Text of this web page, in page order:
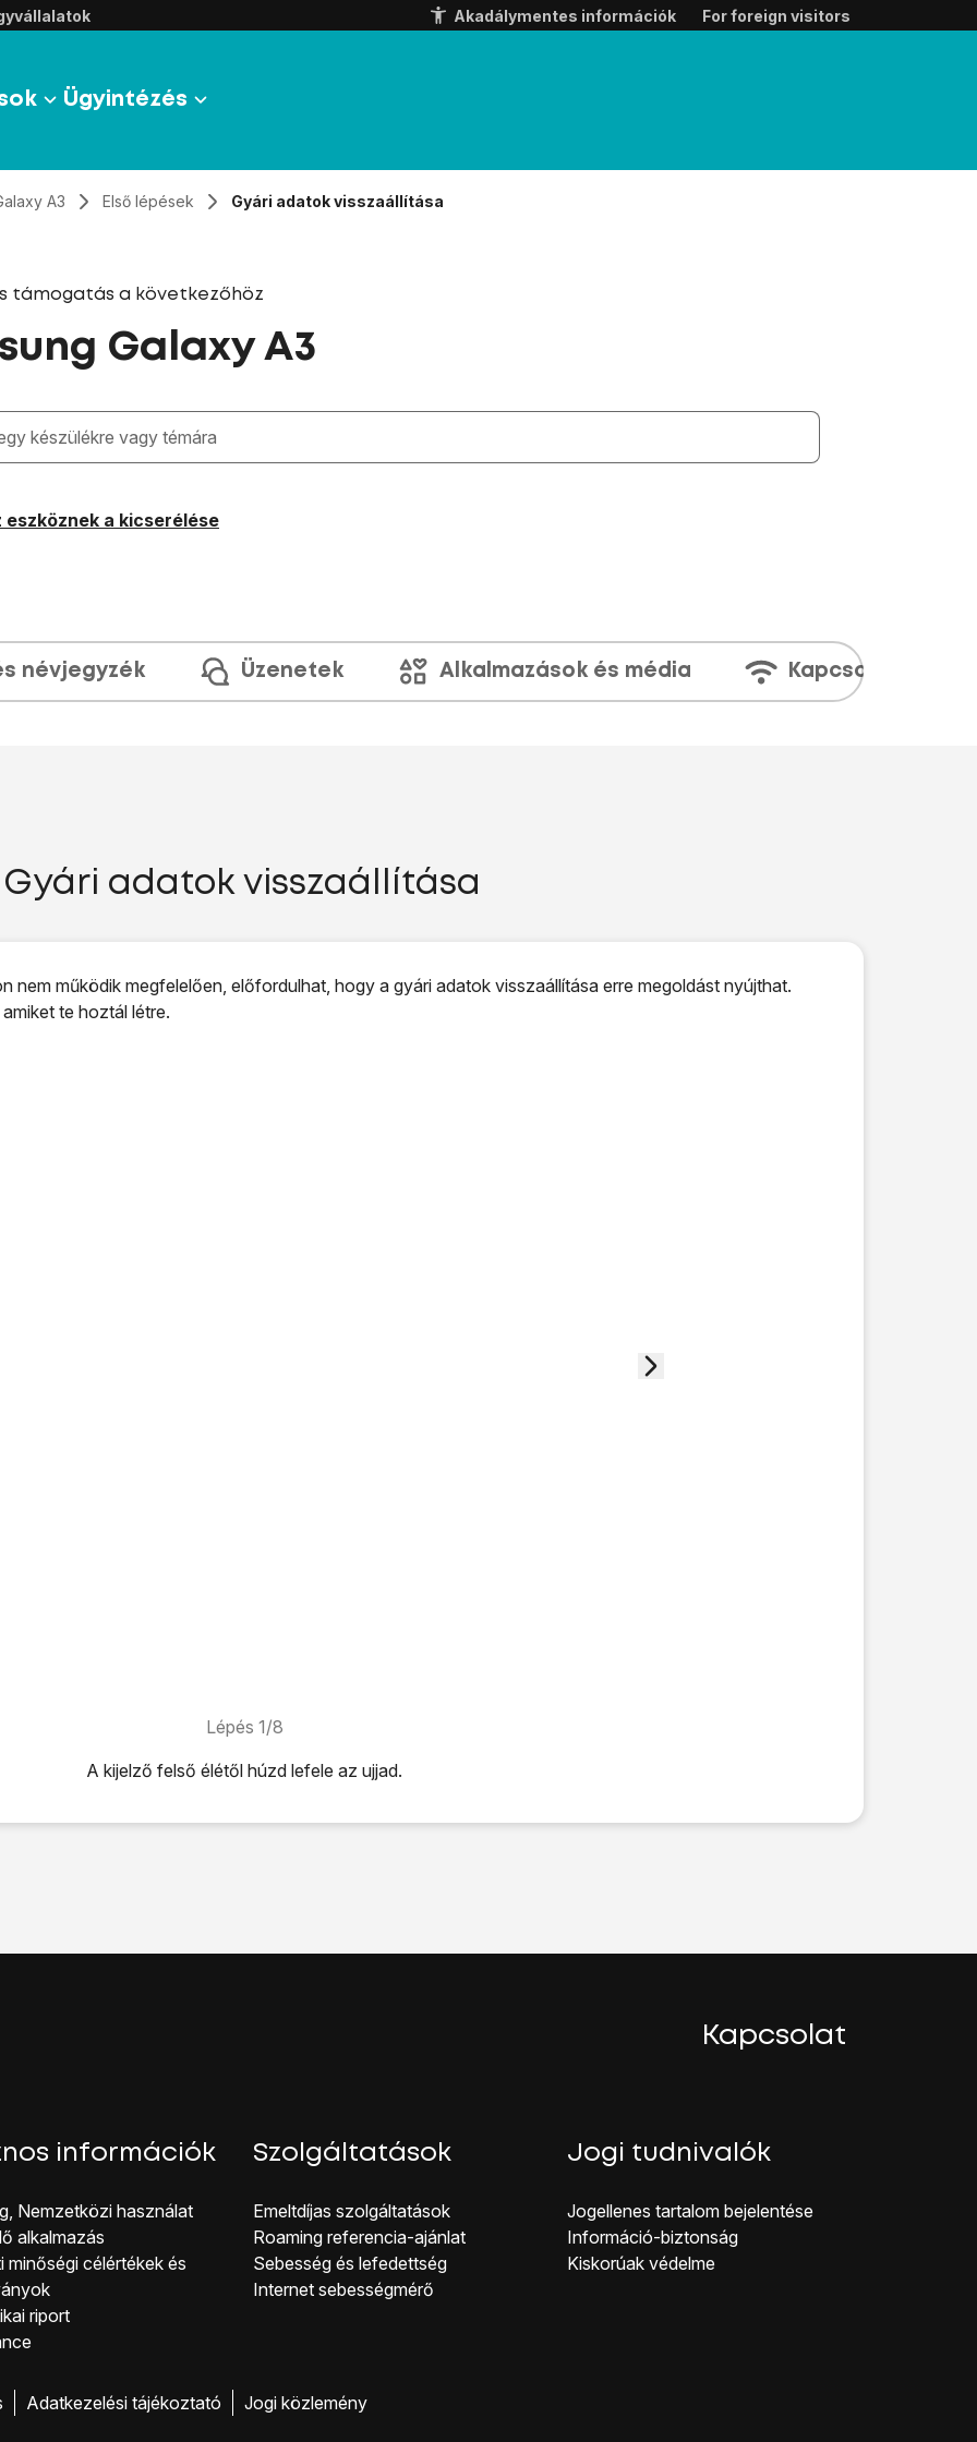
Akadálymentes információk For foreign visitors
Ügyintézés
A3 Első lépések Gyári adatok visszaállítása
támogatás a következőhöz
Galaxy A3
megjelennek a keresési javaslatok a mező alatt
eszköznek a kicserélése
névjegyzék Üzenetek Alkalmazások és média Kapcsolatok
Gyári adatok visszaállítása
nem működik megfelelően, előfordulhat, hogy a gyári adatok visszaállítása erre megoldást nyújthat.
te hoztál létre.
Lépés 1/8
A kijelző felső élétől húzd lefele az ujjad.
.
Kapcsolat
információk
Nemzetközi használat
alkalmazás
minőségi célérté kek és
riport
Szolgáltatások
Emeltdíjas szolgáltatások
Roaming referencia-ajánlat
Sebesség és lefedettség
Internet sebességmérő
Jogi tudnivalók
Jogellenes ta rtalom bejelentése
Inf ormáció-biztonság
Kiskorúak véd elme
Adatkezelési tájékoztató Jogi közlemény